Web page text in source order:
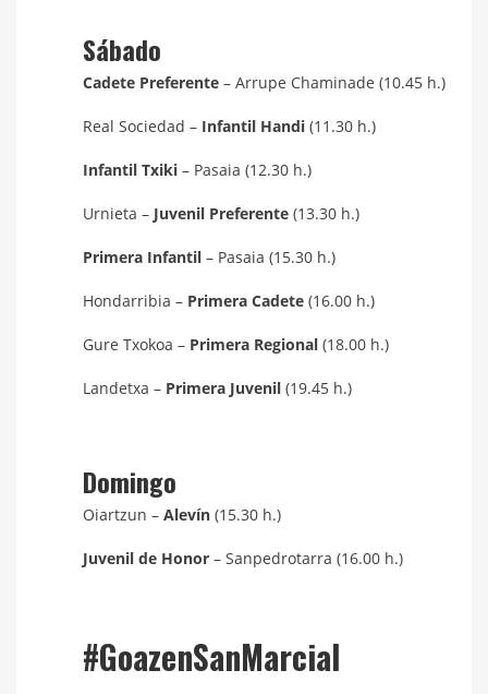
Sábado
Cadete Preferente – Arrupe Chaminade (10.45 h.)
Real Sociedad – Infantil Handi (11.30 h.)
Infantil Txiki – Pasaia (12.30 h.)
Urnieta – Juvenil Preferente (13.30 h.)
Primera Infantil – Pasaia (15.30 h.)
Hondarribia – Primera Cadete (16.00 h.)
Gure Txokoa – Primera Regional (18.00 h.)
Landetxa – Primera Juvenil (19.45 h.)
Domingo
Oiartzun – Alevín (15.30 h.)
Juvenil de Honor – Sanpedrotarra (16.00 h.)
#GoazenSanMarcial